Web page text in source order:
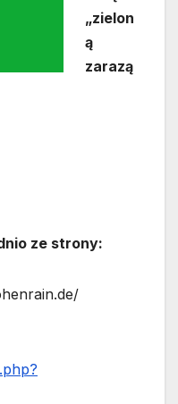
„zielon
ą
zarazą
ze strony: